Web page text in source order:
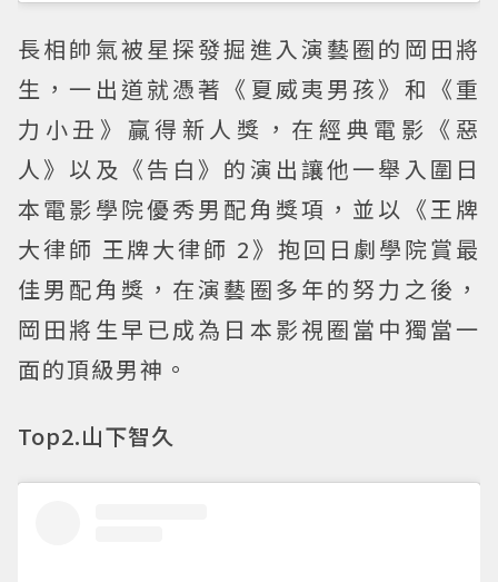
長相帥氣被星探發掘進入演藝圈的岡田將
生，一出道就憑著《夏威夷男孩》和《重
力小丑》贏得新人獎，在經典電影《惡
人》以及《告白》的演出讓他一舉入圍日
本電影學院優秀男配角獎項，並以《王牌
大律師 王牌大律師 2》抱回日劇學院賞最
佳男配角獎，在演藝圈多年的努力之後，
岡田將生早已成為日本影視圈當中獨當一
面的頂級男神。
Top2.山下智久